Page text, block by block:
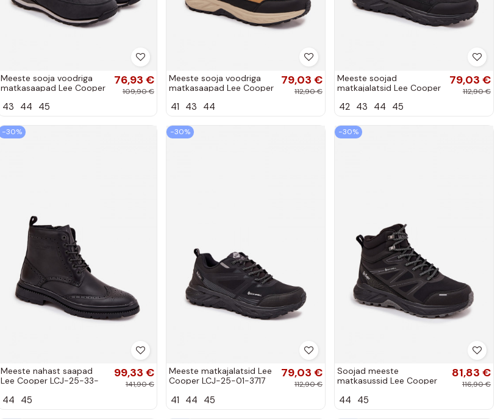
Meeste sooja voodriga
matkasaapad Lee Cooper
76,93 €
109,90 €
43 44 45
Meeste sooja voodriga
matkasaapad Lee Cooper
79,03 €
112,90 €
41 43 44
Meeste soojad
matkajalatsid Lee Cooper
värvis
79,03 €
112,90 €
42 43 44 45
−30%
Meeste nahast saapad
Lee Cooper LCJ-25-33-
99,33 €
141,90 €
44 45
−30%
Meeste matkajalatsid Lee
Cooper LCJ-25-01-3717
79,03 €
112,90 €
41 44 45
−30%
Soojad meeste
matkasussid Lee Cooper
81,83 €
116,90 €
44 45